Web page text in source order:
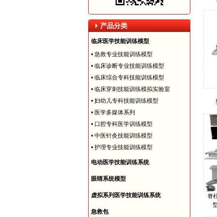
脊
产品分类
临床医学技能训练模型
• 急救专业技能训练模型
• 临床诊断专业技能训练模型
• 临床综合专科技能训练模型
• 临床穿刺技能训练模拟实验室
• 妇幼儿专科技能训练模型
• 医学多媒体系列
• 口腔专科医学训练模型
• 中医针灸技能训练模型
• 护理专业技能训练模型
电动医学技能训练系统
眼睛系统模型
虚拟系列医学技能训练系统
急救包